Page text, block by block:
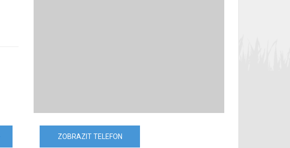
ZOBRAZIT TELEFON